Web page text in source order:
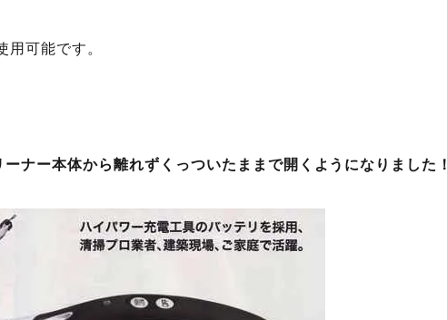
可能です。
ナー本体から離れずくっついたままで開くようになりました！